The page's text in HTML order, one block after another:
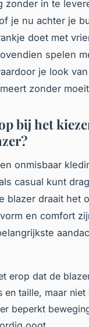
zonder in te
je nu achter je
doet met
spelen
je look
zonder
bij het
onmisbaar
casual kunt
blazer draait het
en comfort
erop dat de
en taille, maar niet
beperkt